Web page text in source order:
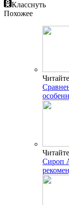
Класснуть
Похожее
Сироп